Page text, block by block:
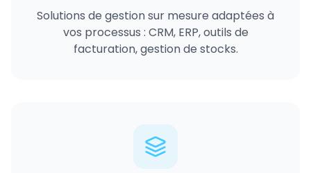
Solutions de gestion sur mesure adaptées à
vos processus : CRM, ERP, outils de
facturation, gestion de stocks.